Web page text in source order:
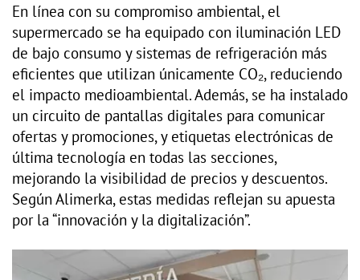
En línea con su compromiso ambiental, el
supermercado se ha equipado con iluminación LED
de bajo consumo y sistemas de refrigeración más
eficientes que utilizan únicamente CO₂, reduciendo
el impacto medioambiental. Además, se ha instalado
un circuito de pantallas digitales para comunicar
ofertas y promociones, y etiquetas electrónicas de
última tecnología en todas las secciones,
mejorando la visibilidad de precios y descuentos.
Según Alimerka, estas medidas reflejan su apuesta
por la “innovación y la digitalización”.